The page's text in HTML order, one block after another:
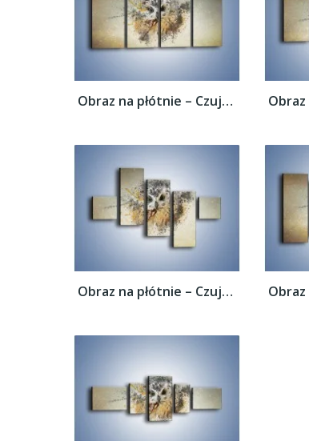
Obraz na płótnie – Czujne spojrzenie sowy...
Obraz na płótnie – Czujne spojrzenie sowy...